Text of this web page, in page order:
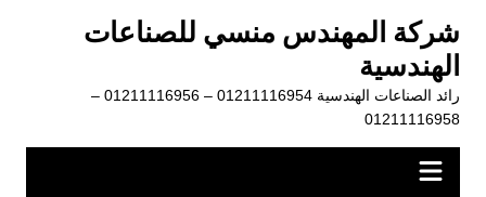
المحتوى
شركة المهندس منسي للصناعات
الهندسية
رائد الصناعات الهندسية 01211116954 – 01211116956 –
01211116958